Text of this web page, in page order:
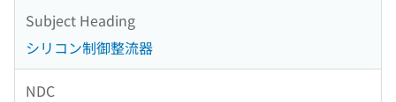
Subject Heading
シリコン制御整流器
NDC